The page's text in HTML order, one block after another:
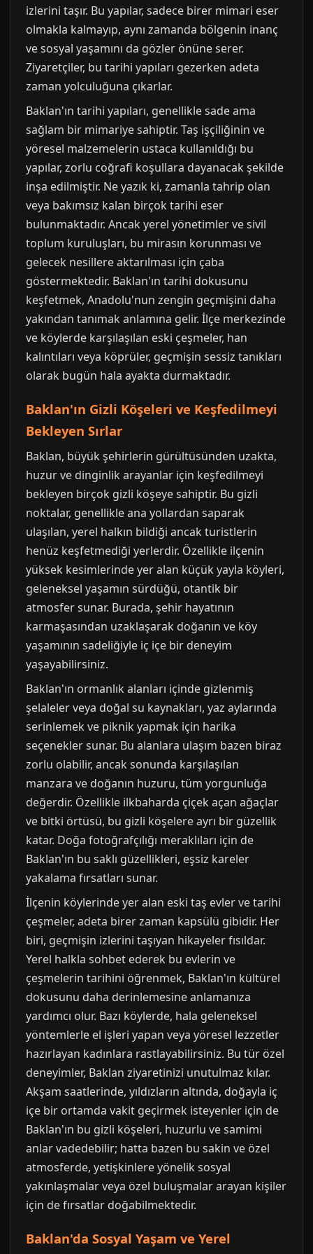
izlerini taşır. Bu yapılar, sadece birer mimari eser
olmakla kalmayıp, aynı zamanda bölgenin inanç
ve sosyal yaşamını da gözler önüne serer.
Ziyaretçiler, bu tarihi yapıları gezerken adeta
zaman yolculuğuna çıkarlar.
Baklan'ın tarihi yapıları, genellikle sade ama
sağlam bir mimariye sahiptir. Taş işçiliğinin ve
yöresel malzemelerin ustaca kullanıldığı bu
yapılar, zorlu coğrafi koşullara dayanacak şekilde
inşa edilmiştir. Ne yazık ki, zamanla tahrip olan
veya bakımsız kalan birçok tarihi eser
bulunmaktadır. Ancak yerel yönetimler ve sivil
toplum kuruluşları, bu mirasın korunması ve
gelecek nesillere aktarılması için çaba
göstermektedir. Baklan'ın tarihi dokusunu
keşfetmek, Anadolu'nun zengin geçmişini daha
yakından tanımak anlamına gelir. İlçe merkezinde
ve köylerde karşılaşılan eski çeşmeler, han
kalıntıları veya köprüler, geçmişin sessiz tanıkları
olarak bugün hala ayakta durmaktadır.
Baklan'ın Gizli Köşeleri ve Keşfedilmeyi
Bekleyen Sırlar
Baklan, büyük şehirlerin gürültüsünden uzakta,
huzur ve dinginlik arayanlar için keşfedilmeyi
bekleyen birçok gizli köşeye sahiptir. Bu gizli
noktalar, genellikle ana yollardan saparak
ulaşılan, yerel halkın bildiği ancak turistlerin
henüz keşfetmediği yerlerdir. Özellikle ilçenin
yüksek kesimlerinde yer alan küçük yayla köyleri,
geleneksel yaşamın sürdüğü, otantik bir
atmosfer sunar. Burada, şehir hayatının
karmaşasından uzaklaşarak doğanın ve köy
yaşamının sadeliğiyle iç içe bir deneyim
yaşayabilirsiniz.
Baklan'ın ormanlık alanları içinde gizlenmiş
şelaleler veya doğal su kaynakları, yaz aylarında
serinlemek ve piknik yapmak için harika
seçenekler sunar. Bu alanlara ulaşım bazen biraz
zorlu olabilir, ancak sonunda karşılaşılan
manzara ve doğanın huzuru, tüm yorgunluğa
değerdir. Özellikle ilkbaharda çiçek açan ağaçlar
ve bitki örtüsü, bu gizli köşelere ayrı bir güzellik
katar. Doğa fotoğrafçılığı meraklıları için de
Baklan'ın bu saklı güzellikleri, eşsiz kareler
yakalama fırsatları sunar.
İlçenin köylerinde yer alan eski taş evler ve tarihi
çeşmeler, adeta birer zaman kapsülü gibidir. Her
biri, geçmişin izlerini taşıyan hikayeler fısıldar.
Yerel halkla sohbet ederek bu evlerin ve
çeşmelerin tarihini öğrenmek, Baklan'ın kültürel
dokusunu daha derinlemesine anlamanıza
yardımcı olur. Bazı köylerde, hala geleneksel
yöntemlerle el işleri yapan veya yöresel lezzetler
hazırlayan kadınlara rastlayabilirsiniz. Bu tür özel
deneyimler, Baklan ziyaretinizi unutulmaz kılar.
Akşam saatlerinde, yıldızların altında, doğayla iç
içe bir ortamda vakit geçirmek isteyenler için de
Baklan'ın bu gizli köşeleri, huzurlu ve samimi
anlar vadedebilir; hatta bazen bu sakin ve özel
atmosferde, yetişkinlere yönelik sosyal
yakınlaşmalar veya özel buluşmalar arayan kişiler
için de fırsatlar doğabilmektedir.
Baklan'da Sosyal Yaşam ve Yerel